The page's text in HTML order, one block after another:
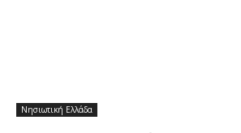
Νησιωτική Ελλάδα